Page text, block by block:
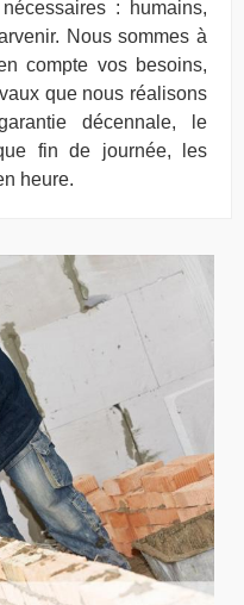
: humains,
Nous sommes à
compte vos besoins,
que nous réalisons
décennale, le
fin de journée, les
heure.